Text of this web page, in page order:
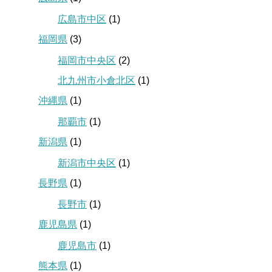
広島市中区 (1)
福岡県 (3)
福岡市中央区 (2)
北九州市小倉北区 (1)
沖縄県 (1)
那覇市 (1)
新潟県 (1)
新潟市中央区 (1)
長野県 (1)
長野市 (1)
鹿児島県 (1)
鹿児島市 (1)
熊本県 (1)